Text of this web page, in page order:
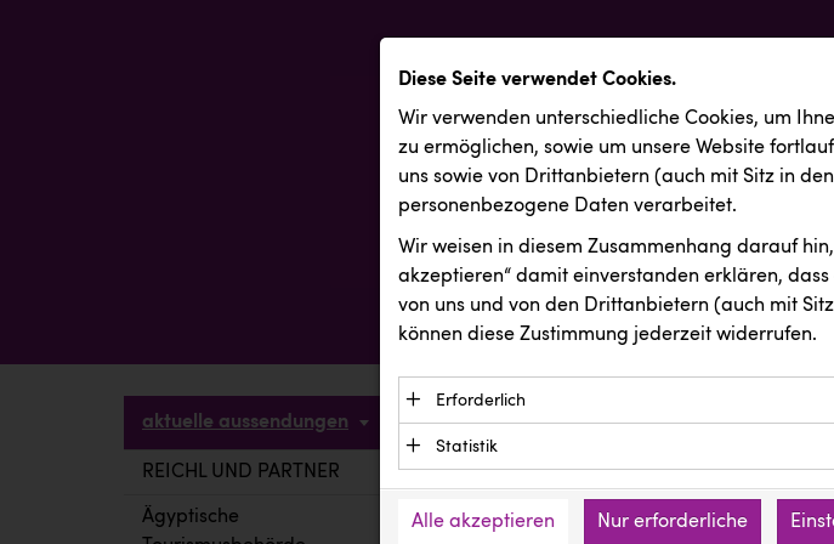
aktuelle aussendungen
REICHL UND PARTNER
Ägyptische
Diese Seite verwendet Cookies.
Wir verwenden unterschiedliche Cookies, um
zu ermöglichen, sowie um unsere Website
uns sowie von Drittanbietern (auch mit Sitz in
personenbezogene Daten verarbeitet.
Wir weisen in diesem Zusammenhang darauf
akzeptieren“ damit ein­ver­standen erklären,
von uns und von den Drittanbietern (auch mit
können diese Zustimmung jederzeit widerrufen.
Erforderlich
Essenzielle Cookies ermöglichen
Funktion der Website erforderlich. Diese
Daten und werden an keine Dritten übermittelt.
Anbieter: Eigentümer der Website (Erstanbieter)
Statistik
verstehen, wie unsere Besucher unsere
Alle akzeptieren Nur erforderliche